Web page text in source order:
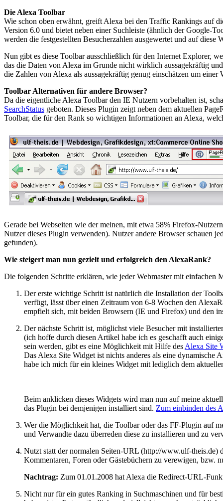
Die Alexa Toolbar
Wie schon oben erwähnt, greift Alexa bei den Traffic Rankings auf
Version 6.0 und bietet neben einer Suchleiste (ähnlich der Google-
werden die festgestellten Besucherzahlen ausgewertet und auf diese
Nun gibt es diese Toolbar ausschließlich für den Internet Explorer,
das die Daten von Alexa im Grunde nicht wirklich aussagekräftig
die Zahlen von Alexa als aussagekräftig genug einschätzen um einer
Toolbar Alternativen für andere Browser?
Da die eigentliche Alexa Toolbar den IE Nutzern vorbehalten ist,
SearchStatus geboten. Dieses Plugin zeigt neben dem aktuellen
Toolbar, die für den Rank so wichtigen Informationen an Alexa,
Gerade bei Webseiten wie der meinen, mit etwa 58% Firefox-
Nutzer dieses Plugin verwenden). Nutzer andere Browser schauen
gefunden).
Wie steigert man nun gezielt und erfolgreich den AlexaRank?
Die folgenden Schritte erklären, wie jeder Webmaster mit
Der erste wichtige Schritt ist natürlich die Installation der
verfügt, lässt über einen Zeitraum von 6-8 Wochen den
empfielt sich, mit beiden Browsern (IE und Firefox) und den
Der nächste Schritt ist, möglichst viele Besucher mit
(ich hoffe durch diesen Artikel habe ich es geschafft auch
sein werden, gibt es eine Möglichkeit mit Hilfe des Alexa Site
Das Alexa Site Widget ist nichts anderes als eine dynamische
habe ich mich für ein kleines Widget mit lediglich dem
Beim anklicken dieses Widgets wird man nun auf meine
das Plugin bei demjenigen installiert sind. Zum einbinden des
Wer die Möglichkeit hat, die Toolbar oder das FF-Plugin auf
und Verwandte dazu überreden diese zu installieren und zu
Nutzt statt der normalen Seiten-URL (http://www.ulf-theis.de)
Kommentaren, Foren oder Gästebüchern zu verewigen, bzw.
Nachtrag: Zum 01.01.2008 hat Alexa die Redirect-URL-
Nicht nur für ein gutes Ranking in Suchmaschinen und für